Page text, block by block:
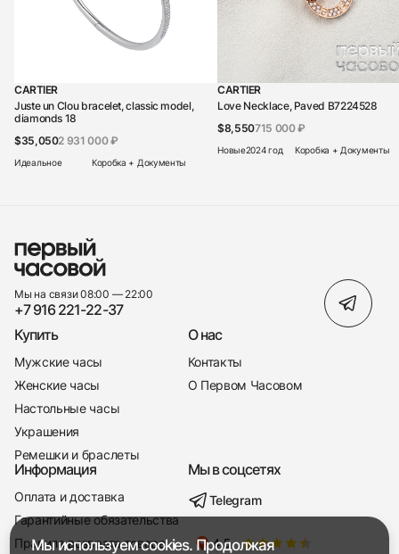
+7 916 221-22-37
CARTIER
Juste un Clou bracelet, classic model,
diamonds 18
$35,0502 931 000 ₽
Идеальное Коробка + Документы
CARTIER
Love Necklace, Paved B7224528
$8,550715 000 ₽
Новые2024 год Коробка + Документы
Мы на связи 08:00 — 22:00
+7 916 221-22-37
Купить
Мужские часы
Женские часы
Настольные часы
Украшения
Ремешки и браслеты
О нас
Контакты
О Первом Часовом
Информация
Оплата и доставка
Гарантийные обязательства
Правила возврата товара
Мы в соцсетях
Telegram
Мы используем cookies. Продолжая